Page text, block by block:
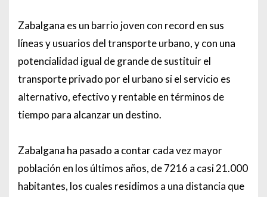
Zabalgana es un barrio joven con record en sus
líneas y usuarios del transporte urbano, y con una
potencialidad igual de grande de sustituir el
transporte privado por el urbano si el servicio es
alternativo, efectivo y rentable en términos de
tiempo para alcanzar un destino.
Zabalgana ha pasado a contar cada vez mayor
población en los últimos años, de 7216 a casi 21.000
habitantes, los cuales residimos a una distancia que